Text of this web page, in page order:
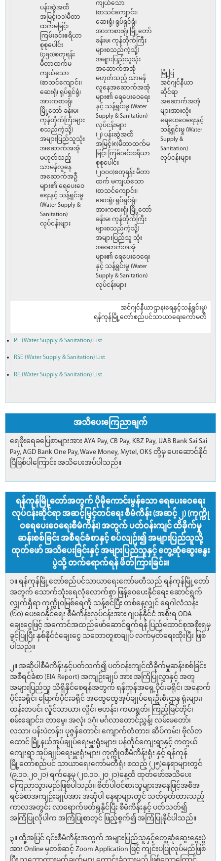
ပန်းဆွဲအထိ
အမြင့်(၁၁)မီတာ
ထက်မမြင့်၊
ကြမ်းခင်းဧရိယာ
စုစုပေါင်း
(၄၅၀)စတုရန်း
မီတာထက်မ
ကျယ်သော
(စာသင်ကျောင်း၊
ဆေးရုံ၊ ရုပ်ရှင်ရုံ၊
အားကစားရုံ၊
မြို့တော် ခန်းမ၊
ကုန်တိုက်ကြီးများ
စသည်ကဲ့သို့)
အများပြည်သူသုံး
အဆောက်အအုံ
မဟုတ်သည့်
သာမန်လူနေ
အဆောက်အဦ
များ၏ ရေပေးဝေ
ရေးနှင့် သန့်ရှင်းမှု
(Water Supply &
Sanitation)
လုပ်ငန်းများ
ကျယ်သော
(စာသင်ကျောင်း၊
ဆေးရုံ၊ ရုပ်ရှင်ရုံ၊
အားကစားရုံ၊ မြို့တော်
ခန်းမ၊ ကုန်တိုက်ကြီး
များစသည်ကဲ့သို့)
အများပြည်သူသုံး
အဆောက်အအုံ
မဟုတ်သည့် သာမန်
လူနေအဆောက်အအုံ
များ၏ ရေပေးဝေရေး
နှင့် သန့်ရှင်းမှု (Water
Supply & Sanitation)
လုပ်ငန်းများ
(၂) ပန်းဆွဲအထိ
အမြင့်(၈)မီတာထက်မ
မြင့်၊ ကြမ်းခင်းဧရိယာ
စုစုပေါင်း
(၂၀၀၀)စတုရန်း မီတာ
ထက် မကျယ်သော
(စာသင်ကျောင်း၊
ဆေးရုံ၊ ရုပ်ရှင်ရုံ၊
အားကစားရုံ၊ မြို့တော်
ခန်းမ၊ ကုန်တိုက်ကြီး
များစသည်ကဲ့သို့)
အများပြည်သူ သုံး
အဆောက်အအုံ
များ၏ ရေပေးဝေရေး
နှင့် သန့်ရှင်းမှု (Water
Supply & Sanitation)
လုပ်ငန်းများ
မြို့ပြ
အင်ဂျင်နီယာ
ဆိုင်ရာ
အဆောက်အအုံ
များအားလုံး
ရေပေးဝေရေးနှင့်
သန့်ရှင်းမှု (Water
Supply &
Sanitation)
လုပ်ငန်းများ
အင်ဂျင်နီယာဌာန(ရေနှင့်သန့်ရှင်းမှု)
ရန်ကုန်မြို့တော်စည်ပင်သာယာရေးကော်မတီ
PE (Water Supply & Sanitation) List
RSE (Water Supply & Sanitation) List
RE (Water Supply & Sanitation) List
အသိပေးကြေညာချက်
ရေဖိုးရေခပြေစာများအား AYA Pay, CB Pay, KBZ Pay, UAB Bank Sai Sai
Pay, AGD Bank One Pay, Wave Money, Mytel, OK$ တို့မှ ပေးဆောင်နိုင်
ပြီဖြစ်ပါကြောင်း အသိပေးအပ်ပါသည်။
ရန်ကုန်မြို့တော်အတွက် ပိုမိုကောင်းမွန်သော ရေပေးဝေရေး
လုပ်ငန်းဆိုင်ရာ အဆင့်မြှင့်တင်ရေး စီမံကိန်း (အဆင့် ၂) (ကုက္ကို
ဝရေပေးဝေရေးစီမံကိန်း) အတွက် ပတ်ဝန်းကျင် ထိခိုက်မှု
ဆန်းစစ်ခြင်း အစီရင်ခံစာနှင့် စပ်လျဉ်း၍ အများပြည်သူသို့
ထုတ်ဖော် အသိပေးခြင်းနှင့် အများပြည်သူနှင့် တွေ့ဆုံဆွေးနွေး
ပွဲသို့ တက်ရောက်ရန် ဖိတ်ကြားခြင်း။
၁။ ရန်ကုန်မြို့တော်စည်ပင်သာယာရေးကော်မတီသည် ရန်ကုန်မြို့တော်
အတွက် သောက်သုံးရေလုံလောက်စွာ ဖြန့်ဝေပေးနိုင်ရေး ဆောင်ရွက်
လျှက်ရှိရာ ကုက္ကိုဝမြစ်ရေကို သန့်စင်ပြီး တစ်နေ့လျှင် ရေဂါလံသန်း
(၆၀) ပေးဝေနိုင်ရေး စီမံကိန်းလုပ်ငန်းအား ဂျပန်နိုင်ငံ အစိုးရ ODA
ချေးငွေဖြင့် အကောင်အထည်ဖော်ဆောင်ရွက်ရန် ပြည်ထောင်စုအစိုးရမှ
ခွင့်ပြုပြီး နှစ်နိုင်ငံချေးငွေ သဘောတူစာချုပ် လက်မှတ်ရေးထိုးပြီး ဖြစ်
ပါသည်။
၂။ အဆိုပါစီမံကိန်းနှင့်ပတ်သက်၍ ပတ်ဝန်းကျင်ထိခိုက်မှုဆန်းစစ်ခြင်း
အစီရင်ခံစာ (EIA Report) အကျဉ်းချုပ် အား အကြံပြုလွှာနှင့် အတူ
အများပြည်သူ သိရှိနိုင်စေရန်အတွက် ရန်ကုန်အရှေ့ပိုင်းခရိုင်၊ အနောက်
ပိုင်းခရိုင်၊ မြောက်ပိုင်းခရိုင် အထွေထွေအုပ်ချုပ်ရေးဦးစီးဌာန ရုံးများ၊
ထန်းတပင်၊ လှိုင်သာယာ၊ လှိုင်၊ ဗဟန်း၊ ကမာရွတ်၊ ကြည့်မြင်တိုင်၊
စမ်းချောင်း၊ တာမွေ၊ အလုံ၊ ဒဂုံ၊ မင်္ဂလာတောင်ညွှန့်၊ လမ်းမတော်၊
လသာ၊ ပန်းပဲတန်း၊ ပုဇွန်တောင်၊ ကျောက်တံတား၊ ဆိပ်ကမ်း၊ ဗိုလ်တ
ထောင် မြို့နယ်အုပ်ချုပ်ရေးမှူးရုံးများ၊ ပန်တိုင်ကျေးရွာနှင့် ကတွယ်
ကျေးရွာ အုပ်ချုပ်ရေးမှူးရုံးများ၊ ကုက္ကိုဝစီမံကိန်းရုံး နှင့် ရန်ကုန်
မြို့တော်စည်ပင် သာယာရေးကော်မတီရုံး စသည့် (၂၅)နေရာများတွင်
(၉.၁၁.၂၀၂၁) ရက်နေ့မှ (၂၀.၁၁.၂၀၂၁)နေ့ထိ ထုတ်ဖော်အသိပေး
ကြေညာသွားမည်ဖြစ်ပါသည်။ စိတ်ပါဝင်စားသူများအနေဖြင့်အစီအ
ရင်ခံစာအကျဉ်းချုပ်အား အဆိုပါ နေရာများတွင် သတ်မှတ်ထားသည့်
ကာလအတွင်း လာရောက်ဖတ်ရှုနိုင်ပြီး စီမံကိန်းနှင့် ပတ်သတ်၍
အကြံပြုလိုပါက အကြံပြုစာတွင် ဖြည့်စွက်၍ အကြံပြုနိုင်ပါသည်။
၃။ ထို့အပြင် ၎င်းစီမံကိန်းအတွက် အများပြည်သူနှင့်တွေ့ဆုံဆွေးနွေးပွဲ
အား Online မှတစ်ဆင့် Zoom Application ဖြင့် ကျင်းပပြုလုပ်မည်ဖြစ်